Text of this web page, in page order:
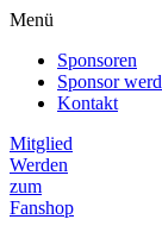
Menü
Sponsoren
Sponsor
Kontakt
Mitglied
Werden
zum
Fanshop